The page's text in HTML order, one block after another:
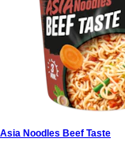
Asia Noodles Beef Taste